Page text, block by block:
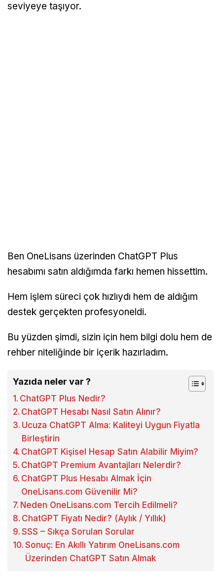
seviyeye taşıyor.
Ben OneLisans üzerinden ChatGPT Plus
hesabımı satın aldığımda farkı hemen hissettim.
Hem işlem süreci çok hızlıydı hem de aldığım
destek gerçekten profesyoneldi.
Bu yüzden şimdi, sizin için hem bilgi dolu hem de
rehber niteliğinde bir içerik hazırladım.
Yazıda neler var ?
ChatGPT Plus Nedir?
ChatGPT Hesabı Nasıl Satın Alınır?
Ucuza ChatGPT Alma: Kaliteyi Uygun Fiyatla
Birleştirin
ChatGPT Kişisel Hesap Satın Alabilir Miyim?
ChatGPT Premium Avantajları Nelerdir?
ChatGPT Plus Hesabı Almak İçin
OneLisans.com Güvenilir Mi?
Neden OneLisans.com Tercih Edilmeli?
ChatGPT Fiyatı Nedir? (Aylık / Yıllık)
SSS – Sıkça Sorulan Sorular
Sonuç: En Akıllı Yatırım OneLisans.com
Üzerinden ChatGPT Satın Almak